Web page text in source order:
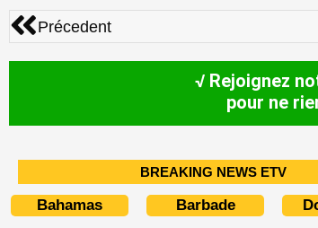
Précédent
Précedent
√ Rejoignez
pour ne
BREAKING NEWS ETV
Bahamas Barbade